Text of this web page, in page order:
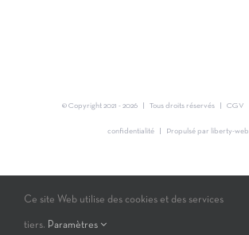
© Copyright 2021 - 2026 | Tous droits réservés | CGV
confidentialité | Propulsé par liberty-web
Ce site Web utilise des cookies et des services
tiers. Paramètres